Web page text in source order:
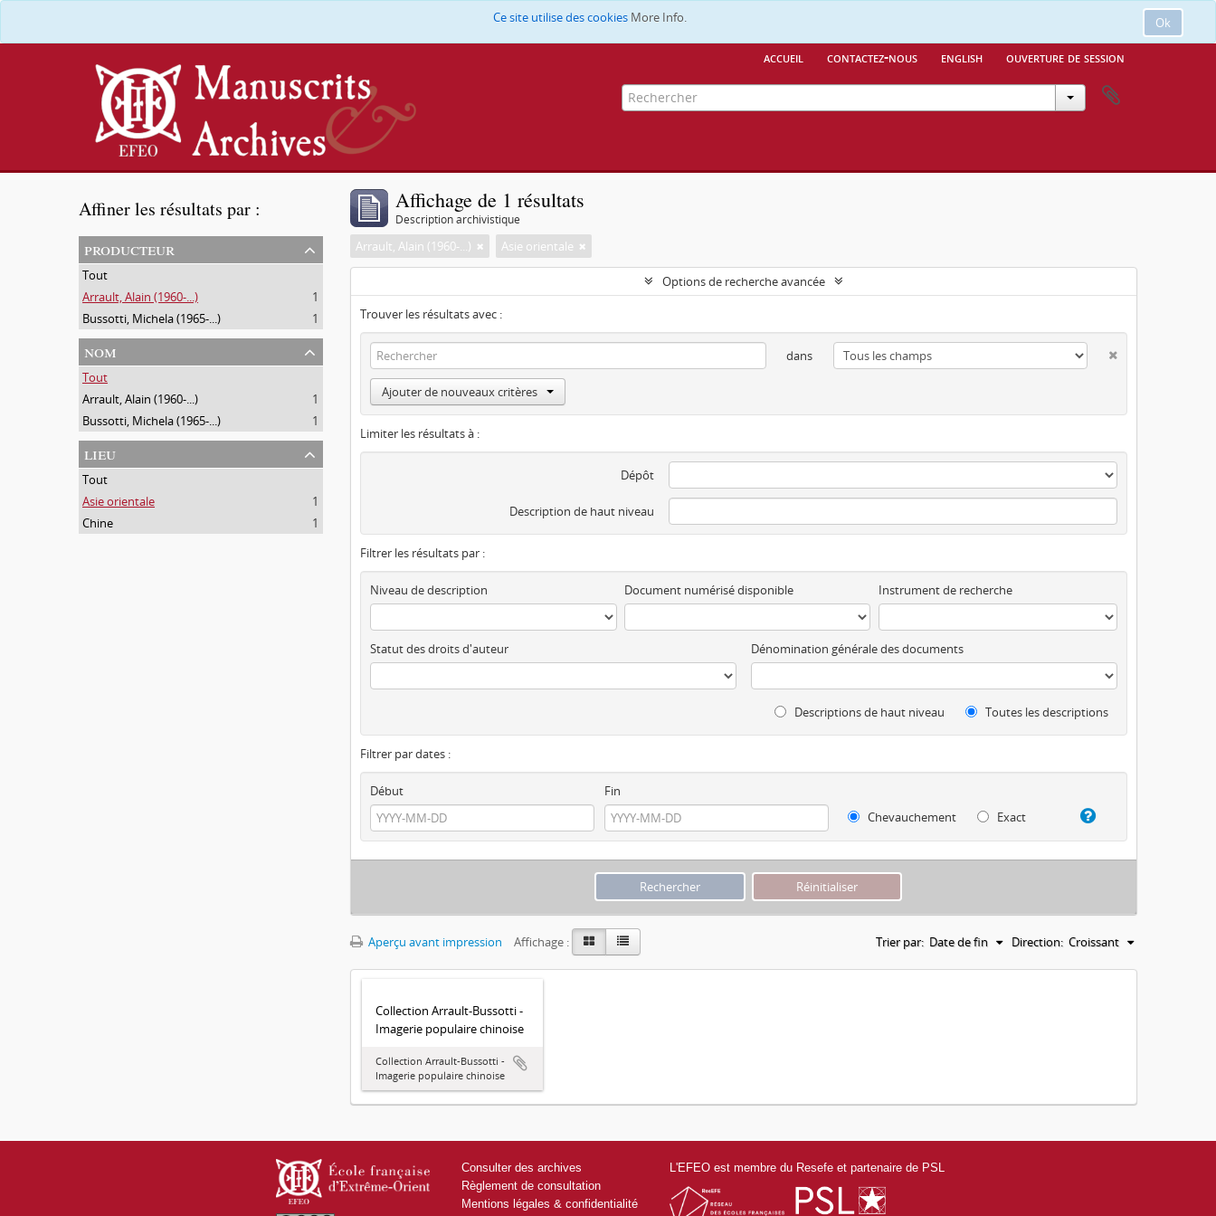
Ok
Ce site utilise des cookies More Info.
accueil contactez-nous english ouverture de session
Affiner les résultats par :
producteur
Tout
Arrault, Alain (1960-...)
1
Bussotti, Michela (1965-...)
1
nom
Tout
Arrault, Alain (1960-...)
1
Bussotti, Michela (1965-...)
1
lieu
Tout
Asie orientale
1
Chine
1
Affichage de 1 résultats
Description archivistique
Arrault, Alain (1960-...) Asie orientale
Options de recherche avancée
Trouver les résultats avec :
dans
Ajouter de nouveaux critères
Limiter les résultats à :
Dépôt
Description de haut niveau
Filtrer les résultats par :
Niveau de description Document numérisé disponible Instrument de recherche
Statut des droits d'auteur Dénomination générale des documents
Descriptions de haut niveau Toutes les descriptions
Filtrer par dates :
Début
Fin
Chevauchement
Exact
Aperçu avant impression Affichage : Trier par: Date de fin Direction: Croissant
Collection Arrault-Bussotti -
Imagerie populaire chinoise
Collection Arrault-Bussotti -
Imagerie populaire chinoise
Consulter des archives
Règlement de consultation
Mentions légales & confidentialité
L'EFEO est membre du Resefe et partenaire de PSL